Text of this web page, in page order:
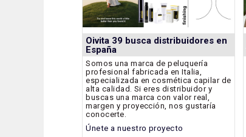
Oivita 39 busca distribuidores en
España
Somos una marca de peluquería
profesional fabricada en Italia,
especializada en cosmética capilar de
alta calidad. Si eres distribuidor y
buscas una marca con valor real,
margen y proyección, nos gustaría
conocerte.
Únete a nuestro proyecto